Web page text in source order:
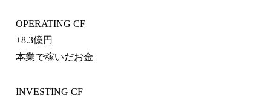
OPERATING CF
+8.3億円
本業で稼いだお金
INVESTING CF